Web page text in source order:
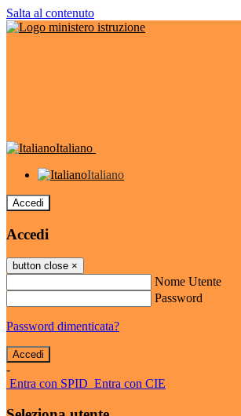
Salta al contenuto
Italiano
Italiano
Accedi
Accedi
button close ×
Nome Utente
Password
Password dimenticata?
-
Entra con SPID Entra con CIE